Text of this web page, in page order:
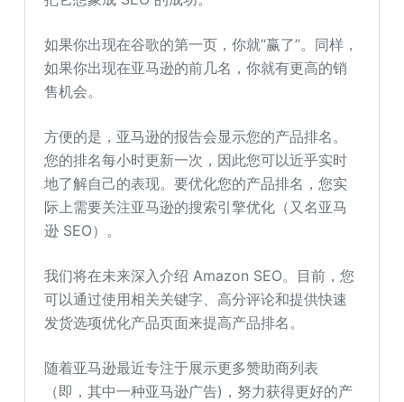
如果你出现在谷歌的第一页，你就“赢了”。同样，
如果你出现在亚马逊的前几名，你就有更高的销
售机会。
方便的是，亚马逊的报告会显示您的产品排名。
您的排名每小时更新一次，因此您可以近乎实时
地了解自己的表现。要优化您的产品排名，您实
际上需要关注亚马逊的搜索引擎优化（又名亚马
逊 SEO）。
我们将在未来深入介绍 Amazon SEO。目前，您
可以通过使用相关关键字、高分评论和提供快速
发货选项优化产品页面来提高产品排名。
随着亚马逊最近专注于展示更多赞助商列表
（即，其中一种亚马逊广告)，努力获得更好的产